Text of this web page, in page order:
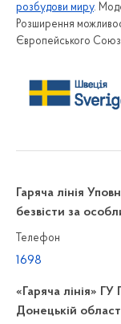
розбудови миру.
Розширення
Європейського
Гаряча лінія
безвісти за
Телефон
1698
«Гаряча лінія»
Донецькій